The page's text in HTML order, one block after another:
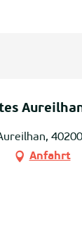
Anfahrt